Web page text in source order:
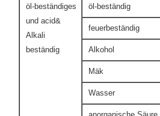
öl-beständiges
und acid&
Alkali
beständig
öl-beständig
feuerbeständig
Alkohol
Mäk
Wasser